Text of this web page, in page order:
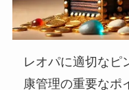
レオパに適切なピ
康管理の重要なポ